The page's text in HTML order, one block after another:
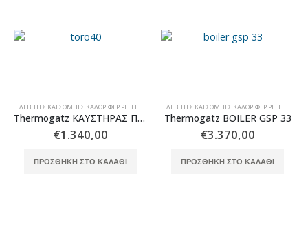
ΛΈΒΗΤΕΣ ΚΑΙ ΣΌΜΠΕΣ ΚΑΛΟΡΙΦΈΡ PELLET
Thermogatz ΚΑΥΣΤΗΡΑΣ ΠΕΛΛΕΤ TORO 40
€1.340,00
ΠΡΟΣΘΉΚΗ ΣΤΟ ΚΑΛΆΘΙ
ΛΈΒΗΤΕΣ ΚΑΙ ΣΌΜΠΕΣ ΚΑΛΟΡΙΦΈΡ PELLET
Thermogatz BOILER GSP 33
€3.370,00
ΠΡΟΣΘΉΚΗ ΣΤΟ ΚΑΛΆΘΙ